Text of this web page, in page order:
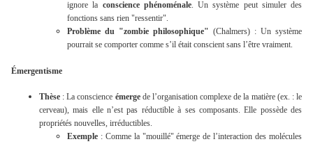
ignore la conscience phénoménale. Un système peut simuler des
fonctions sans rien "ressentir".
Problème du "zombie philosophique" (Chalmers) : Un système
pourrait se comporter comme s’il était conscient sans l’être vraiment.
Émergentisme
Thèse : La conscience émergede l’organisation complexe de la matière (ex. : le
cerveau), mais elle n’est pas réductible à ses composants. Elle possède des
propriétés nouvelles, irréductibles.
Exemple : Comme la "mouillé" émerge de l’interaction des molécules